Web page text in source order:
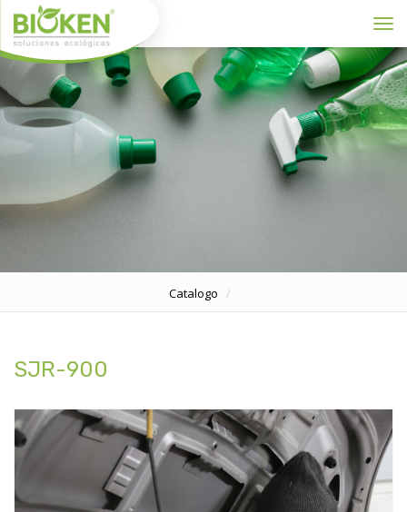
Catalogo
SJR-900